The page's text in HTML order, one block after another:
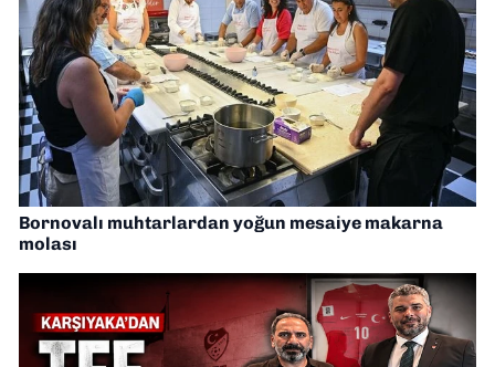
Bornovalı muhtarlardan yoğun mesaiye makarna
molası